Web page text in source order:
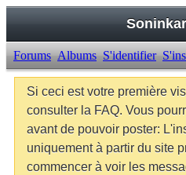
Forums Albums S'identifier
Si ceci est votre première
consulter la FAQ. Vous
avant de pouvoir poster:
uniquement à partir du site
commencer à voir les